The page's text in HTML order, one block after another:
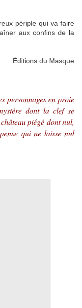
périple qui va faire
aux confins de la
Éditions du Masque
personnages en proie
dont la clef se
piégé dont nul,
qui ne laisse nul